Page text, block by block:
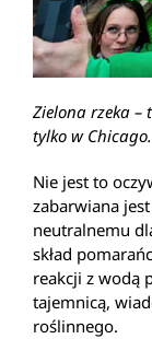
Zielona rzeka –
tylko w Chicago.
Nie jest to
zabarwiana
neutralnemu
skład
reakcji z wodą
tajemnicą,
roślinnego.